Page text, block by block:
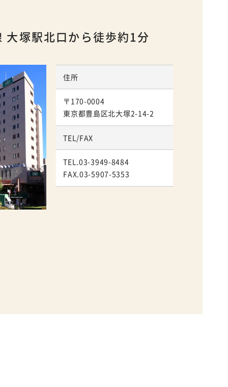
大塚駅北口から徒歩約1分
住所
〒170-0004
東京都豊島区北大塚2-14-2
TEL/FAX
TEL.03-3949-8484
FAX.03-5907-5353